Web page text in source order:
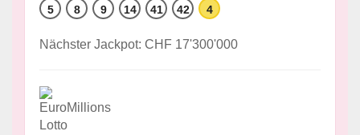
5 8 9 14 41 42 4
Nächster Jackpot: CHF 17'300'000